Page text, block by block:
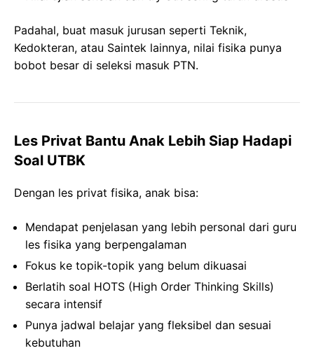
Padahal, buat masuk jurusan seperti Teknik,
Kedokteran, atau Saintek lainnya, nilai fisika punya
bobot besar di seleksi masuk PTN.
Les Privat Bantu Anak Lebih Siap Hadapi
Soal UTBK
Dengan les privat fisika, anak bisa:
Mendapat penjelasan yang lebih personal dari guru
les fisika yang berpengalaman
Fokus ke topik-topik yang belum dikuasai
Berlatih soal HOTS (High Order Thinking Skills)
secara intensif
Punya jadwal belajar yang fleksibel dan sesuai
kebutuhan